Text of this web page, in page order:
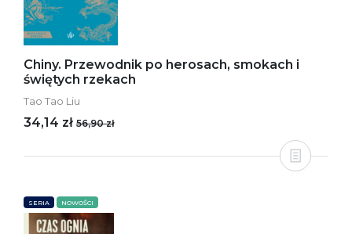
Chiny. Przewodnik po herosach, smokach i
świętych rzekach
Tao Tao Liu
34,14 zł 56,90 zł
SERIA NOWOŚCI